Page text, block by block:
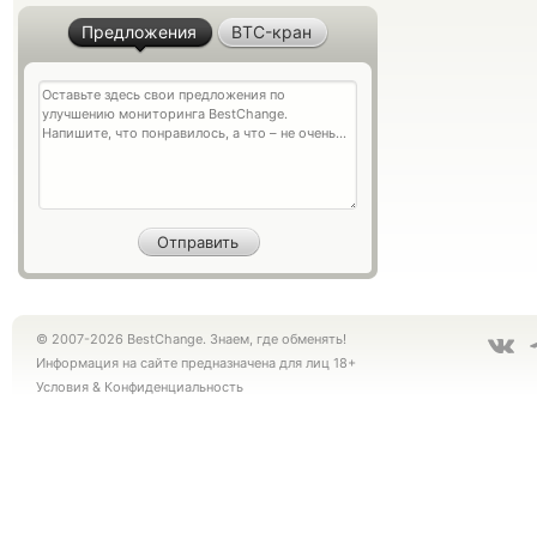
Предложения BTC-кран
© 2007-2026 BestChange. Знаем, где обменять!
Информация на сайте предназначена для лиц 18+
Условия & Конфиденциальность